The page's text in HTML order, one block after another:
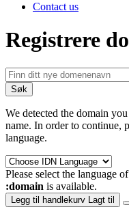
Contact us
Registrere
Søk
We detected the domain
name. In order to continue,
language.
Please select the language
:domain is available.
Legg til handlekurv Lagt til